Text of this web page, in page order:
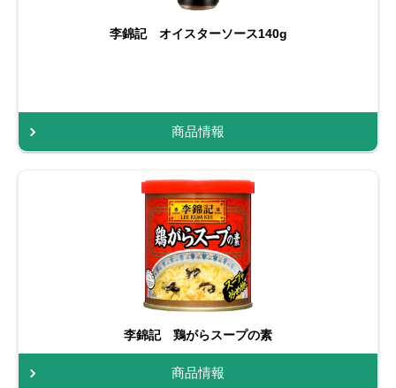
李錦記 オイスターソース140g
商品情報
李錦記 鶏がらスープの素
商品情報